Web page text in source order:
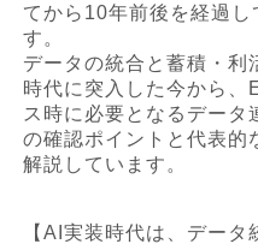
てから10年前後を経過し
す。
データの統合と蓄積・利
時代に突入した今から、
ス時に必要となるデータ
の確認ポイントと代表的
解説しています。
【AI実装時代は、デー